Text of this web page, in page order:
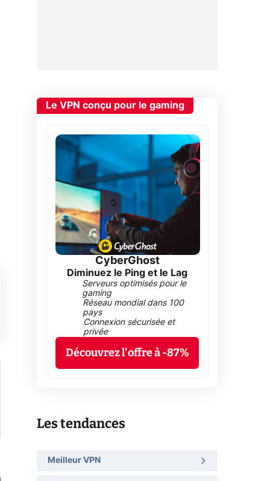
Le VPN conçu pour le gaming
CyberGhost
Diminuez le Ping et le Lag
Serveurs optimisés pour le
gaming
Réseau mondial dans 100
pays
Connexion sécurisée et
privée
Découvrez l'offre à -87%
Les tendances
Meilleur VPN